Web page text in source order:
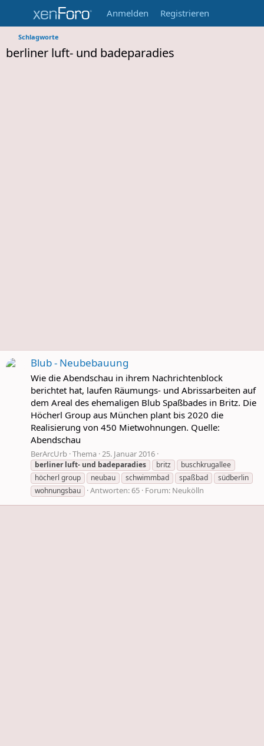
Anmelden Registrieren
Schlagworte
berliner luft- und badeparadies
Blub - Neubebauung
Wie die Abendschau in ihrem Nachrichtenblock
berichtet hat, laufen Räumungs- und Abrissarbeiten auf
dem Areal des ehemaligen Blub Spaßbades in Britz. Die
Höcherl Group aus München plant bis 2020 die
Realisierung von 450 Mietwohnungen. Quelle:
Abendschau
BerArcUrb Thema 25. Januar 2016
berliner luft- und badeparadies britz
buschkrugallee
höcherl group
neubau schwimmbad spaßbad
südberlin
wohnungsbau
Antworten: 65 Forum: Neukölln